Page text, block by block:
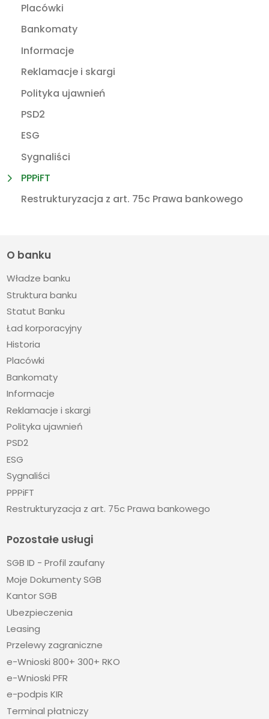
Placówki
Bankomaty
Informacje
Reklamacje i skargi
Polityka ujawnień
PSD2
ESG
Sygnaliści
PPPiFT
Restrukturyzacja z art. 75c Prawa bankowego
O banku
Władze banku
Struktura banku
Statut Banku
Ład korporacyjny
Historia
Placówki
Bankomaty
Informacje
Reklamacje i skargi
Polityka ujawnień
PSD2
ESG
Sygnaliści
PPPiFT
Restrukturyzacja z art. 75c Prawa bankowego
Pozostałe usługi
SGB ID - Profil zaufany
Moje Dokumenty SGB
Kantor SGB
Ubezpieczenia
Leasing
Przelewy zagraniczne
e-Wnioski 800+ 300+ RKO
e-Wnioski PFR
e-podpis KIR
Terminal płatniczy